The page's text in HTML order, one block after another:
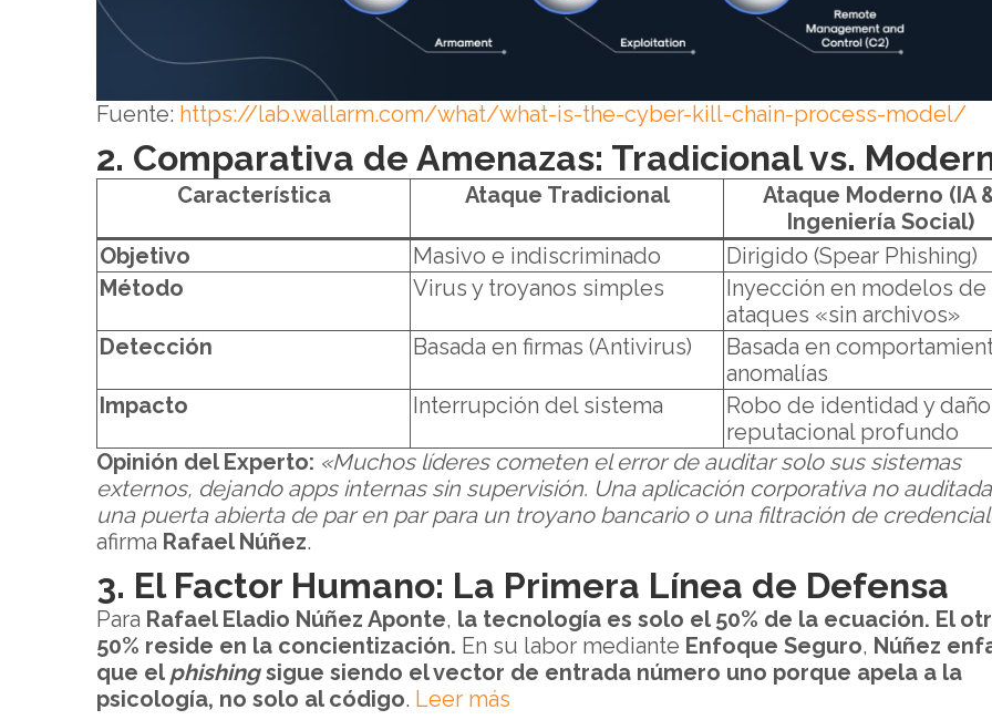
Fuente: https://lab.wallarm.com/what/what-is-the-cyber-kill-chain-process-model/
2. Comparativa de Amenazas: Tradicional vs.
Característica Ataque Tradicional
Ataque Moderno (IA
Ingeniería Social)
Objetivo
Masivo e indiscriminado
Dirigido (Spear Phishing)
Método
Virus y troyanos simples
Inyección en modelos de
ataques «sin archivos»
Detección
Basada en firmas (Antivirus)
Basada en
anomalías
Impacto
Interrupción del sistema
Robo de identidad y daño
reputacional profundo
Opinión del Experto: «Muchos líderes cometen el error de auditar solo sus sistemas
externos, dejando apps internas sin supervisión. Una aplicación corporativa no
una puerta abierta de par en par para un troyano bancario o una filtración de
afirma Rafael Núñez.
3. El Factor Humano: La Primera Línea de Defensa
Para Rafael Eladio Núñez Aponte, la tecnología es solo el 50% de la ecuación. El
50% reside en la concientización. En su labor mediante Enfoque Seguro, Núñez
que el phishingsigue siendo el vector de entrada número uno porque apela a la
psicología, no solo al código. Leer más